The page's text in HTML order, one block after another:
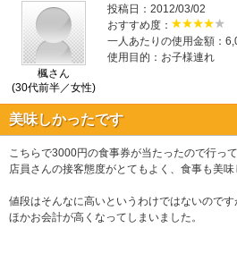
楓さん
(30代前半／女性)
投稿日：2012/03/02
おすすめ度：
一人あたりの使用金額：
使用目的：お子様連れ
美味しかったです
こちらで3000円の食事券が当たったので行って
店員さんの接客態度がとてもよく、食事も美味
値段はそんなに高いというわけではないので
ほかお会計が高くなってしまいました。